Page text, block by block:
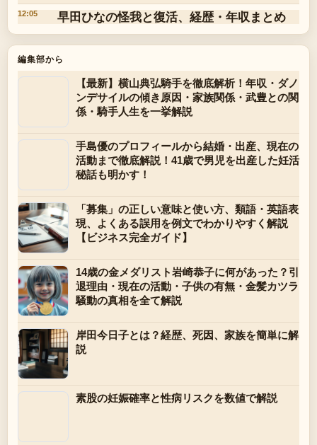
12:05 早田ひなの怪我と復活、経歴・年収まとめ
編集部から
【最新】横山典弘騎手を徹底解析！年収・ダノ
ンデサイルの傾き原因・家族関係・武豊との関
係・騎手人生を一挙解説
手島優のプロフィールから結婚・出産、現在の
活動まで徹底解説！41歳で男児を出産した妊活
秘話も明かす！
「募集」の正しい意味と使い方、類語・英語表
現、よくある誤用を例文でわかりやすく解説
【ビジネス完全ガイド】
14歳の金メダリスト岩崎恭子に何があった？引
退理由・現在の活動・子供の有無・金髪カツラ
騒動の真相を全て解説
岸田今日子とは？経歴、死因、家族を簡単に解
説
素股の妊娠確率と性病リスクを数値で解説